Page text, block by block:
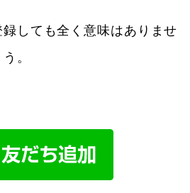
しても全く意味はありませ
。